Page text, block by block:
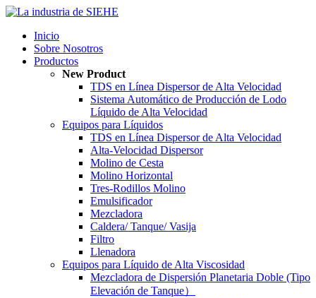
Inicio
Sobre Nosotros
Productos
New Product
TDS en Línea Dispersor de Alta Velocidad
Sistema Automático de Producción de Lodo
Líquido de Alta Velocidad
Equipos para Líquidos
TDS en Línea Dispersor de Alta Velocidad
Alta-Velocidad Dispersor
Molino de Cesta
Molino Horizontal
Tres-Rodillos Molino
Emulsificador
Mezcladora
Caldera/ Tanque/ Vasija
Filtro
Llenadora
Equipos para Líquido de Alta Viscosidad
Mezcladora de Dispersión Planetaria Doble (Tipo
Elevación de Tanque）